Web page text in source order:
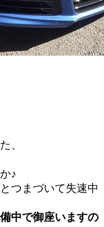
、
♪
つまづいて失速中
中で御座いますの